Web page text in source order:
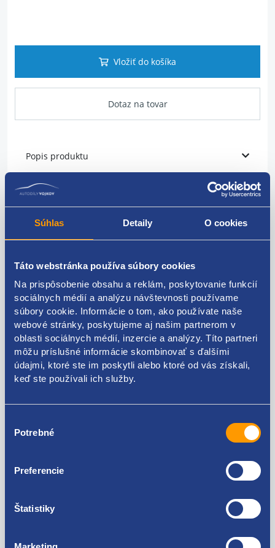
Súhlas Detaily O cookies
Táto webstránka používa súbory cookies
Na prispôsobenie obsahu a reklám, poskytovanie funkcií
sociálnych médií a analýzu návštevnosti používame
súbory cookie. Informácie o tom, ako používate naše
webové stránky, poskytujeme aj našim partnerom v
oblasti sociálnych médií, inzercie a analýzy. Títo partneri
môžu príslušné informácie skombinovať s ďalšími
údajmi, ktoré ste im poskytli alebo ktoré od vás získali,
keď ste používali ich služby.
súhlasu
Potrebné
Preferencie
Štatistiky
Vložiť do košíka
Dotaz na tovar
Popis produktu
Rameno
umiestnenie: spodná
strana: ľavá=pravá
ŠKODA original:1J0407151C
Kódy produktov
1J0407151C
Škoda Octavia I 1996-2010